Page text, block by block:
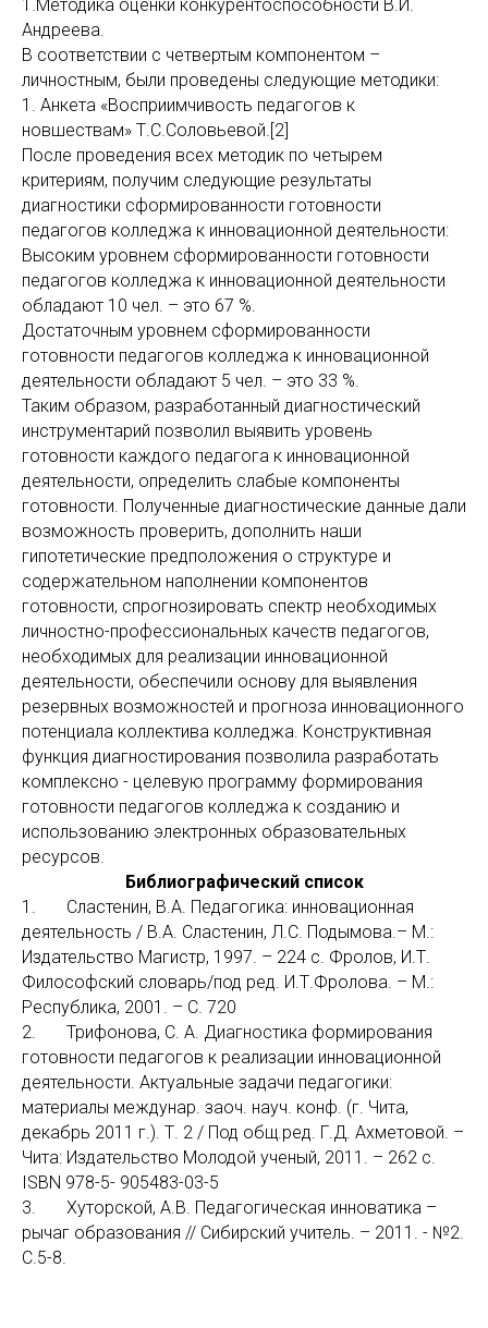
1.Методика оценки конкурентоспособности В.И.
Андреева.
В соответствии с четвертым компонентом –
личностным, были проведены следующие методики:
1. Анкета «Восприимчивость педагогов к
новшествам» Т.С.Соловьевой.[2]
После проведения всех методик по четырем
критериям, получим следующие результаты
диагностики сформированности готовности
педагогов колледжа к инновационной деятельности:
Высоким уровнем сформированности готовности
педагогов колледжа к инновационной деятельности
обладают 10 чел. – это 67 %.
Достаточным уровнем сформированности
готовности педагогов колледжа к инновационной
деятельности обладают 5 чел. – это 33 %.
Таким образом, разработанный диагностический
инструментарий позволил выявить уровень
готовности каждого педагога к инновационной
деятельности, определить слабые компоненты
готовности. Полученные диагностические данные дали
возможность проверить, дополнить наши
гипотетические предположения о структуре и
содержательном наполнении компонентов
готовности, спрогнозировать спектр необходимых
личностно-профессиональных качеств педагогов,
необходимых для реализации инновационной
деятельности, обеспечили основу для выявления
резервных возможностей и прогноза инновационного
потенциала коллектива колледжа. Конструктивная
функция диагностирования позволила разработать
комплексно - целевую программу формирования
готовности педагогов колледжа к созданию и
использованию электронных образовательных
ресурсов.
Библиографический список
1. Сластенин, В.А. Педагогика: инновационная
деятельность / В.А. Сластенин, Л.С. Подымова.– М.:
Издательство Магистр, 1997. – 224 с. Фролов, И.Т.
Философский словарь/под ред. И.Т.Фролова. – М.:
Республика, 2001. – С. 720
2. Трифонова, С. А. Диагностика формирования
готовности педагогов к реализации инновационной
деятельности. Актуальные задачи педагогики:
материалы междунар. заоч. науч. конф. (г. Чита,
декабрь 2011 г.). Т. 2 / Под общ.ред. Г.Д. Ахметовой. –
Чита: Издательство Молодой ученый, 2011. – 262 с.
ISBN 978-5- 905483-03-5
3. Хуторской, А.В. Педагогическая инноватика –
рычаг образования // Сибирский учитель. – 2011. - №2.
С.5-8.